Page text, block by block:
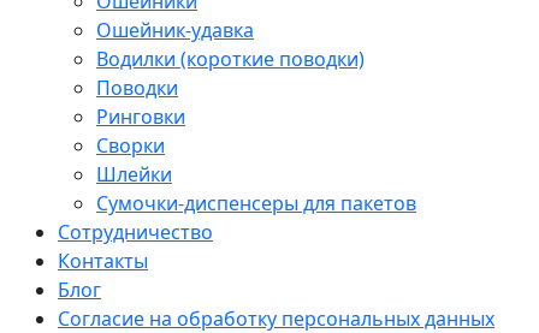
Ошейник-удавка
Водилки (короткие поводки)
Поводки
Ринговки
Сворки
Шлейки
Сумочки-диспенсеры для пакетов
Сотрудничество
Контакты
Блог
Согласие на обработку персональных данных